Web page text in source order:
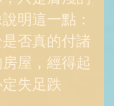
明這一點：
否真的付諸
屋，經得起
失足跌